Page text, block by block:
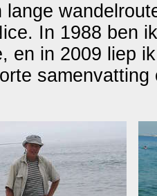
lange
In 1988 ben
en in 2009 liep